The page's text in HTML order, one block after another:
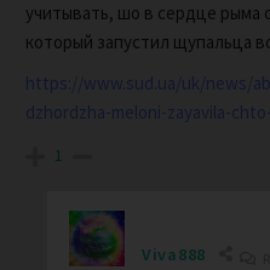
учитывать, шо в сердце рыма
который запустил щупальца
https://www.sud.ua/uk/news/
dzhordzha-meloni-zayavila-
1
Viva888